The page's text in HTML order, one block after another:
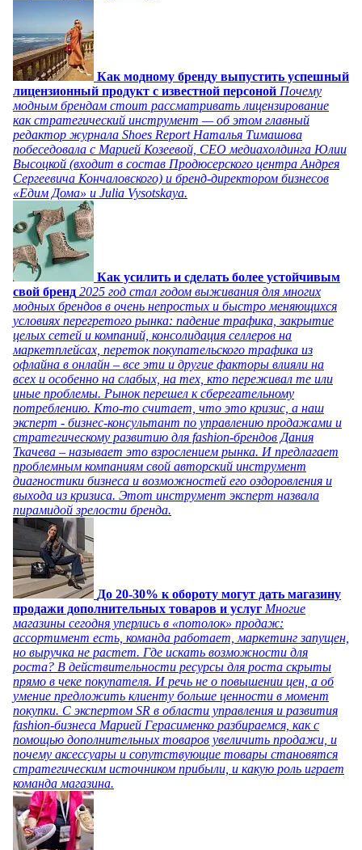
Как модному бренду выпустить успешный
лицензионный продукт с известной персоной Почему
модным брендам стоит рассматривать лицензирование
как стратегический инструмент — об этом главный
редактор журнала Shoes Report Наталья Тимашова
побеседовала с Марией Козеевой, СЕО медиахолдинга Юлии
Высоцкой (входит в состав Продюсерского центра Андрея
Сергеевича Кончаловского) и бренд-директором бизнесов
«Едим Дома» и Julia Vysotskaya.
Как усилить и сделать более устойчивым
свой бренд 2025 год стал годом выживания для многих
модных брендов в очень непростых и быстро меняющихся
условиях перегретого рынка: падение трафика, закрытие
целых сетей и компаний, консолидация селлеров на
маркетплейсах, переток покупательского трафика из
офлайна в онлайн – все эти и другие факторы влияли на
всех и особенно на слабых, на тех, кто переживал те или
иные проблемы. Рынок перешел к сберегательному
потреблению. Кто-то считает, что это кризис, а наш
эксперт - бизнес-консультант по управлению продажами и
стратегическому развитию для fashion-брендов Дания
Ткачева – называет это взрослением рынка. И предлагает
проблемным компаниям свой авторский инструмент
диагностики бизнеса и возможностей его оздоровления и
выхода из кризиса. Этот инструмент эксперт назвала
пирамидой зрелости бренда.
До 20-30% к обороту могут дать магазину
продажи дополнительных товаров и услуг Многие
магазины сегодня уперлись в «потолок» продаж:
ассортимент есть, команда работает, маркетинг запущен,
но выручка не растет. Где искать возможности для
роста? В действительности ресурсы для роста скрыты
прямо в чеке покупателя. И речь не о повышении цен, а об
умение предложить клиенту больше ценности в момент
покупки. С экспертом SR в области управления и развития
fashion-бизнеса Марией Герасименко разбираемся, как с
помощью дополнительных товаров увеличить продажи, и
почему аксессуары и сопутствующие товары становятся
стратегическим источником прибыли, и какую роль играет
команда магазина.